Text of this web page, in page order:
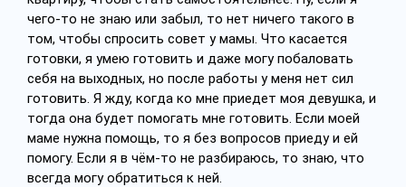
чего-то не знаю или забыл, то нет ничего такого в
том, чтобы спросить совет у мамы. Что касается
готовки, я умею готовить и даже могу побаловать
себя на выходных, но после работы у меня нет сил
готовить. Я жду, когда ко мне приедет моя девушка, и
тогда она будет помогать мне готовить. Если моей
маме нужна помощь, то я без вопросов приеду и ей
помогу. Если я в чём-то не разбираюсь, то знаю, что
всегда могу обратиться к ней.